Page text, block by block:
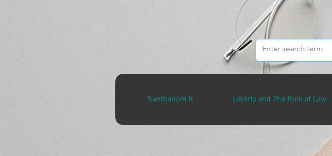
Santhanam K Liberty and The Rule of Law